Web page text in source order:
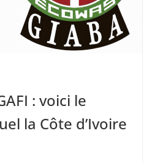
: voici le
la Côte d’Ivoire